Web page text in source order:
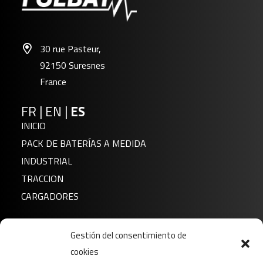
Gestión del consentimiento de
cookies
30 rue Pasteur,
92150 Suresnes
France
FR | EN | ES
INICIO
PACK DE BATERÍAS A MEDIDA
INDUSTRIAL
TRACCION
CARGADORES